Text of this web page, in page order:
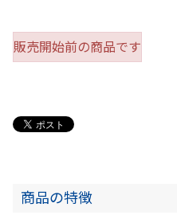
販売開始前の商品です
商品の特徴